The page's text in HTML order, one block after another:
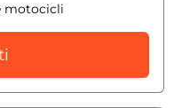
motocicli